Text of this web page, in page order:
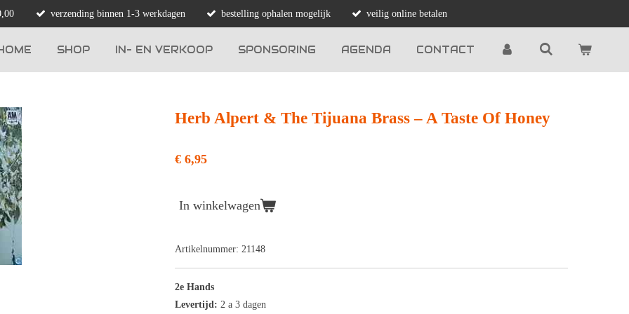
verzending binnen 1-3 werkdagen bestelling ophalen mogelijk veilig online betalen
SHOP IN- EN VERKOOP SPONSORING AGENDA CONTACT
Herb Alpert & The Tijuana Brass ‎– A Taste Of Honey
€ 6,95
In winkelwagen
Artikelnummer: 21148
2e Hands
Levertijd: 2 a 3 dagen